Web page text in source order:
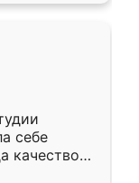
себе
качеством
уже почти